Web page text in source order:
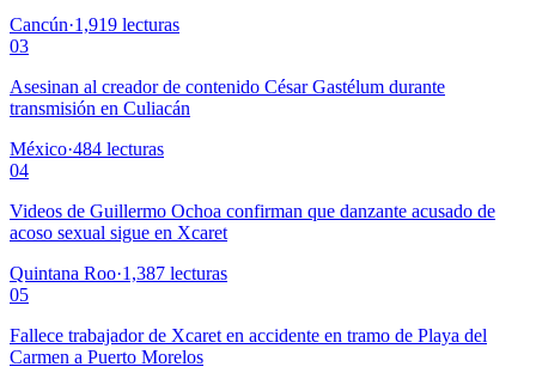
Cancún·1,919 lecturas
03
Asesinan al creador de contenido César Gastélum durante
transmisión en Culiacán
México·484 lecturas
04
Videos de Guillermo Ochoa confirman que danzante acusado de
acoso sexual sigue en Xcaret
Quintana Roo·1,387 lecturas
05
Fallece trabajador de Xcaret en accidente en tramo de Playa del
Carmen a Puerto Morelos